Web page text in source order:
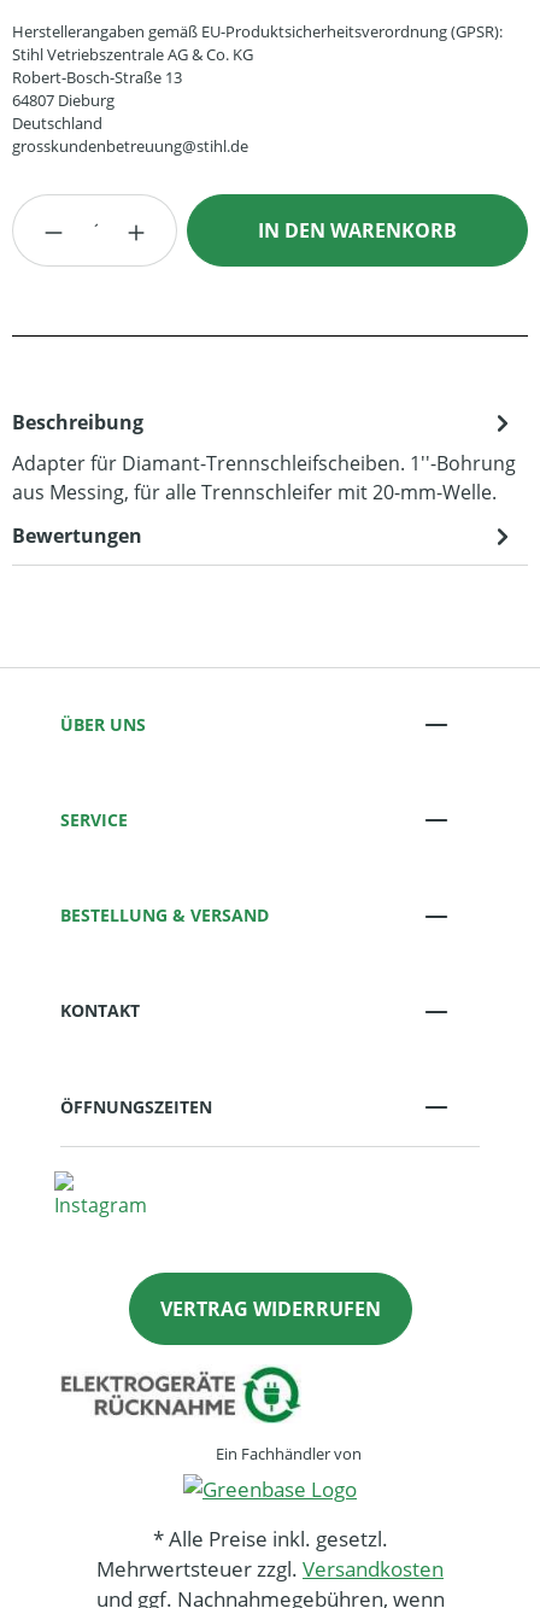
Herstellerangaben gemäß EU-Produktsicherheitsverordnung (GPSR):
Stihl Vetriebszentrale AG & Co. KG
Robert-Bosch-Straße 13
64807 Dieburg
Deutschland
grosskundenbetreuung@stihl.de
Produkt Anzahl: Gib den gewünschten
IN DEN WARENKORB
Beschreibung
Adapter für Diamant-Trennschleifscheiben. 1''-Bohrung
aus Messing, für alle Trennschleifer mit 20-mm-Welle.
Bewertungen
ÜBER UNS
SERVICE
BESTELLUNG & VERSAND
KONTAKT
ÖFFNUNGSZEITEN
VERTRAG WIDERRUFEN
Ein Fachhändler von
* Alle Preise inkl. gesetzl.
Mehrwertsteuer zzgl. Versandkosten
und ggf. Nachnahmegebühren, wenn